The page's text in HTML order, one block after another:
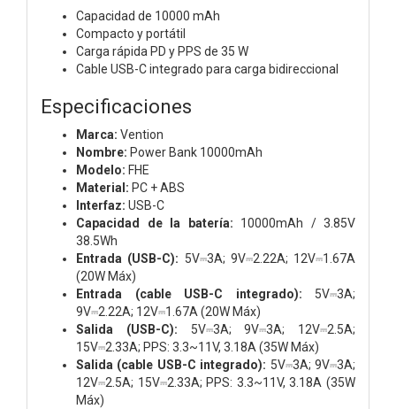
Capacidad de 10000 mAh
Compacto y portátil
Carga rápida PD y PPS de 35 W
Cable USB-C integrado para carga bidireccional
Especificaciones
Marca: Vention
Nombre: Power Bank 10000mAh
Modelo: FHE
Material: PC + ABS
Interfaz: USB-C
Capacidad de la batería: 10000mAh / 3.85V
38.5Wh
Entrada (USB-C): 5V⎓3A; 9V⎓2.22A; 12V⎓1.67A
(20W Máx)
Entrada (cable USB-C integrado): 5V⎓3A;
9V⎓2.22A; 12V⎓1.67A (20W Máx)
Salida (USB-C): 5V⎓3A; 9V⎓3A; 12V⎓2.5A;
15V⎓2.33A; PPS: 3.3~11V, 3.18A (35W Máx)
Salida (cable USB-C integrado): 5V⎓3A; 9V⎓3A;
12V⎓2.5A; 15V⎓2.33A; PPS: 3.3~11V, 3.18A (35W
Máx)